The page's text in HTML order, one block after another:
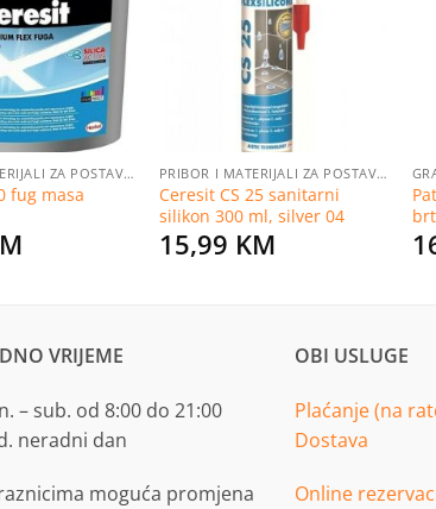
listu
želja
PRIBOR I MATERIJALI ZA POSTAVLJANJE PLOČICA
fug masa
PRIBOR I MATERIJALI ZA POSTAVLJANJE PLOČICA
Ceresit CS 25 sanitarni
silikon 300 ml, silver 04
15,99 KM
VRIJEME
– sub. od 8:00 do 21:00
neradni dan
moguća promjena
OBI USLUGE
Plaćanje (na
Dostava
Online